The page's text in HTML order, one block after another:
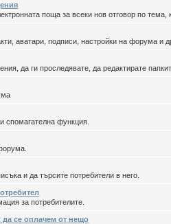
поща за всеки нов отговор по тема,
аватари, подписи, настройки на форума и
да ги проследявате, да редактирате
спомагателна функция.
и да търсите потребители в него.
за потребителите.
да се оплачем от нещо